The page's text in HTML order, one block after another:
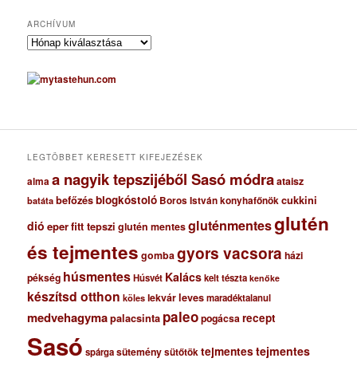
ARCHÍVUM
A
c
h
u
LEGTÖBBET KERESETT KIFEJEZÉSEK
almaa nagyik tepszijéből Sasó módraataisz
batáta befőzésblogkóstoló Boros István konyhafőnökcukkini
dió eperfitt tepszi glutén mentesgluténmentesglutén
és tejmentes gombagyors vacsora házi
pékség húsmentesHúsvét Kalácskelt tészta kenőke
készítsd otthon köles lekvárlevesmaradéktalanul
medvehagymapalacsinta paleopogácsarecept
Sasó spárgasüteménysütőtöktejmentestejmentes